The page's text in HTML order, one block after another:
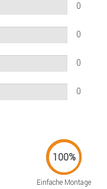
0
0
0
0
Einfache Montage